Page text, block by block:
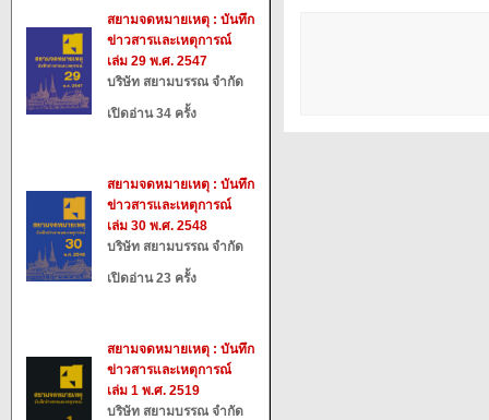
สยามจดหมายเหตุ : บันทึก
ข่าวสารและเหตุการณ์
เล่ม 29 พ.ศ. 2547
บริษัท สยามบรรณ จำกัด
เปิดอ่าน 34 ครั้ง
สยามจดหมายเหตุ : บันทึก
ข่าวสารและเหตุการณ์
เล่ม 30 พ.ศ. 2548
บริษัท สยามบรรณ จำกัด
เปิดอ่าน 23 ครั้ง
สยามจดหมายเหตุ : บันทึก
ข่าวสารและเหตุการณ์
เล่ม 1 พ.ศ. 2519
บริษัท สยามบรรณ จำกัด